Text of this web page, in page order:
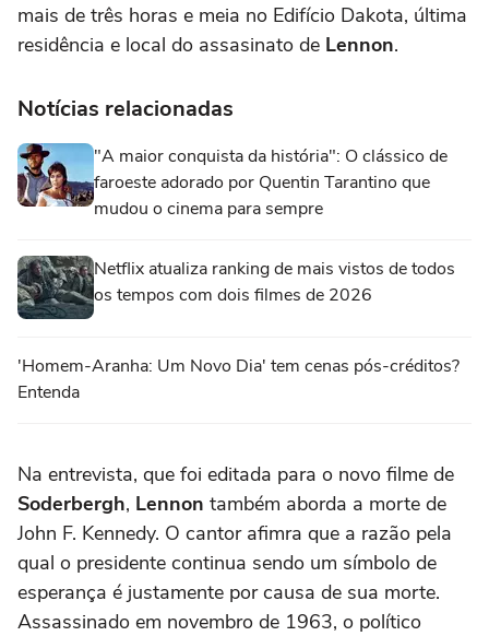
mais de três horas e meia no Edifício Dakota, última
residência e local do assasinato de Lennon.
Notícias relacionadas
"A maior conquista da história": O clássico de
faroeste adorado por Quentin Tarantino que
mudou o cinema para sempre
Netflix atualiza ranking de mais vistos de todos
os tempos com dois filmes de 2026
'Homem-Aranha: Um Novo Dia' tem cenas pós-créditos?
Entenda
Na entrevista, que foi editada para o novo filme de
Soderbergh, Lennon também aborda a morte de
John F. Kennedy. O cantor afimra que a razão pela
qual o presidente continua sendo um símbolo de
esperança é justamente por causa de sua morte.
Assassinado em novembro de 1963, o político